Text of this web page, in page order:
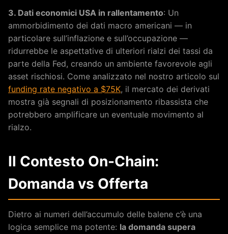
3. Dati economici USA in rallentamento: Un
ammorbidimento dei dati macro americani — in
particolare sull’inflazione e sull’occupazione —
ridurrebbe le aspettative di ulteriori rialzi dei tassi da
parte della Fed, creando un ambiente favorevole agli
asset rischiosi. Come analizzato nel nostro articolo sul
funding rate negativo a $75K, il mercato dei derivati
mostra già segnali di posizionamento ribassista che
potrebbero amplificare un eventuale movimento al
rialzo.
Il Contesto On-Chain:
Domanda vs Offerta
Dietro ai numeri dell’accumulo delle balene c’è una
logica semplice ma potente: la domanda supera